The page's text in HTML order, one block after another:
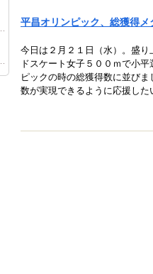
平昌オリンピック、総獲得メ
今日は２月２１日（水）。盛
ドスケート女子５００ｍで小
ピックの時の総獲得数に並び
数が実現できるように応援した